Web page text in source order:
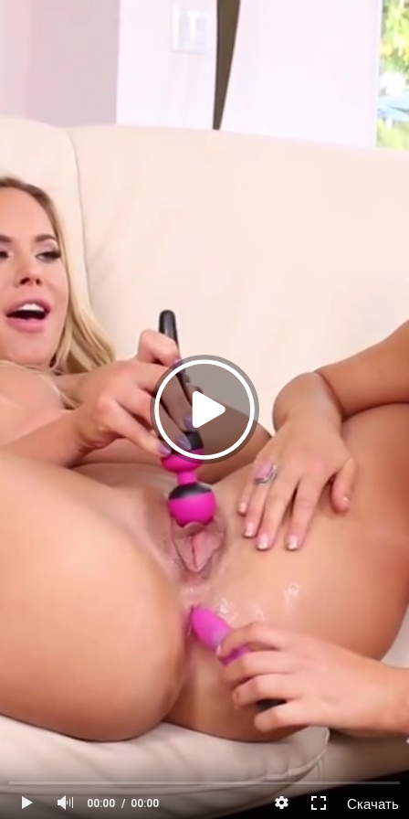
00:00 00:00 Скачать